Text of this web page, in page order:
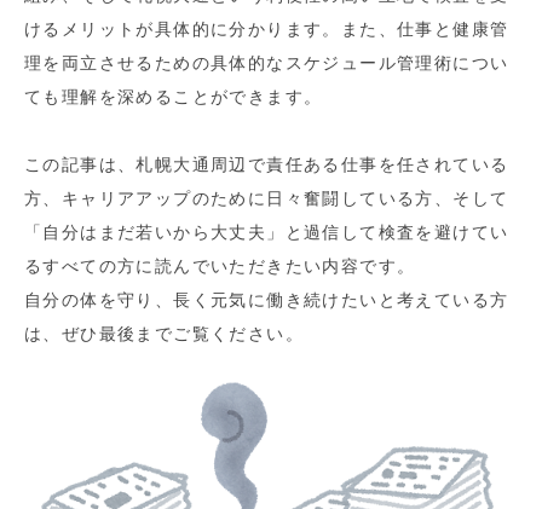
けるメリットが具体的に分かります。また、仕事と健康管
理を両立させるための具体的なスケジュール管理術につい
ても理解を深めることができます。
この記事は、札幌大通周辺で責任ある仕事を任されている
方、キャリアアップのために日々奮闘している方、そして
「自分はまだ若いから大丈夫」と過信して検査を避けてい
るすべての方に読んでいただきたい内容です。
自分の体を守り、長く元気に働き続けたいと考えている方
は、ぜひ最後までご覧ください。